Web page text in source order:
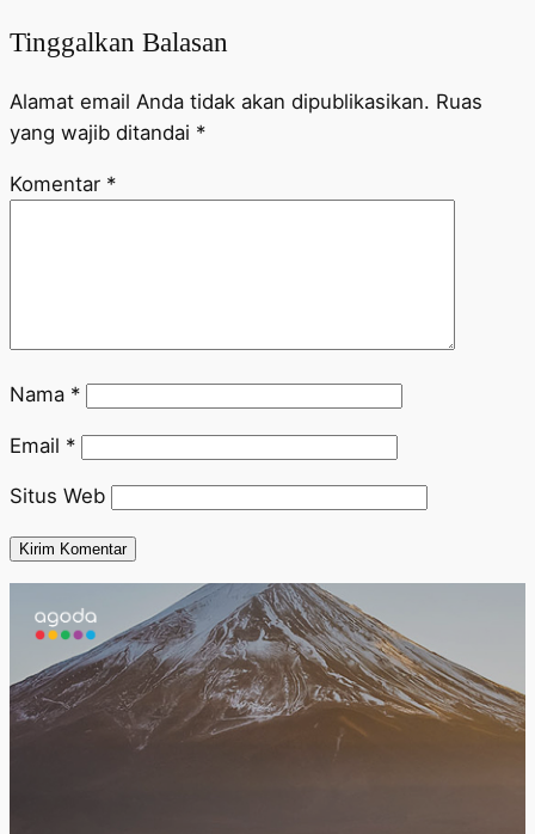
Tinggalkan Balasan
Alamat email Anda tidak akan dipublikasikan. Ruas
yang wajib ditandai *
Komentar *
Nama *
Email *
Situs Web